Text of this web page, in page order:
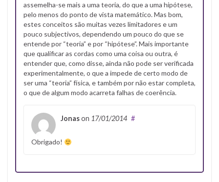
assemelha-se mais a uma teoria, do que a uma hipótese,
pelo menos do ponto de vista matemático. Mas bom,
estes conceitos são muitas vezes limitadores e um
pouco subjectivos, dependendo um pouco do que se
entende por “teoria” e por “hipótese”. Mais importante
que qualificar as cordas como uma coisa ou outra, é
entender que, como disse, ainda não pode ser verificada
experimentalmente, o que a impede de certo modo de
ser uma “teoria” física, e também por não estar completa,
o que de algum modo acarreta falhas de coerência.
Jonason 17/01/2014 #
Obrigado!